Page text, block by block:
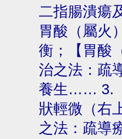
二指腸潰瘍
胃酸（屬火
衡；【胃酸
治之法：疏
養生…… 3.
狀輕微（右
之法：疏導